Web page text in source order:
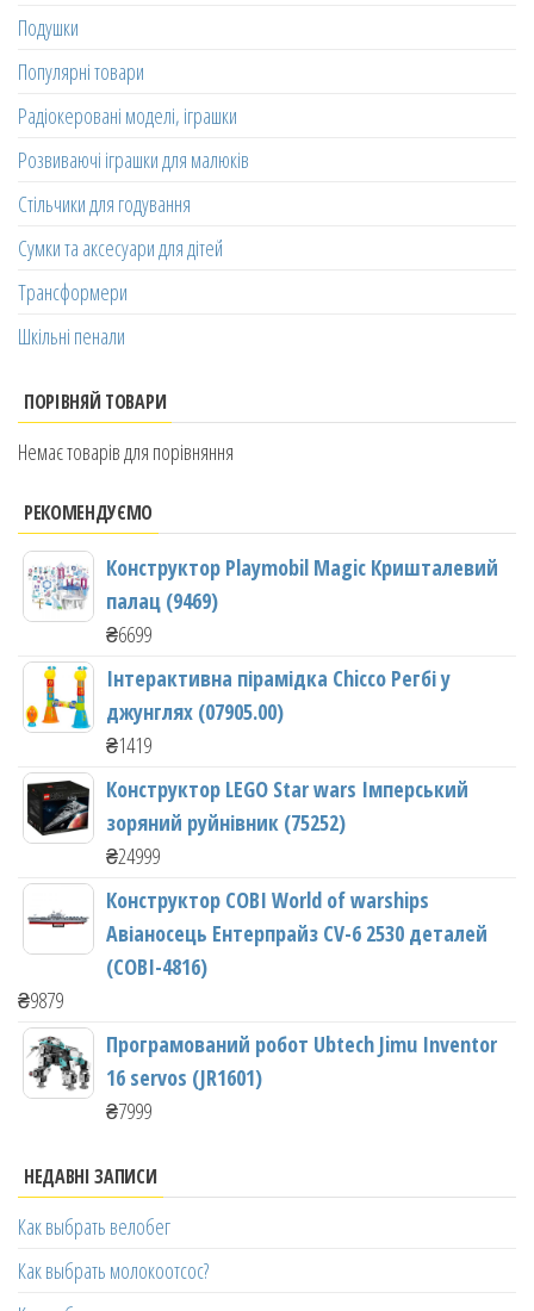
Подушки
Популярні товари
Радіокеровані моделі, іграшки
Розвиваючі іграшки для малюків
Стільчики для годування
Сумки та аксесуари для дітей
Трансформери
Шкільні пенали
ПОРІВНЯЙ ТОВАРИ
Немає товарів для порівняння
РЕКОМЕНДУЄМО
Конструктор Playmobil Magic Кришталевий
палац (9469)
₴6699
Інтерактивна пірамідка Chicco Регбі у
джунглях (07905.00)
₴1419
Конструктор LEGO Star wars Імперський
зоряний руйнівник (75252)
₴24999
Конструктор COBI World of warships
Авіаносець Ентерпрайз CV-6 2530 деталей
(COBI-4816)
₴9879
Програмований робот Ubtech Jimu Inventor
16 servos (JR1601)
₴7999
НЕДАВНІ ЗАПИСИ
Как выбрать велобег
Как выбрать молокоотсос?